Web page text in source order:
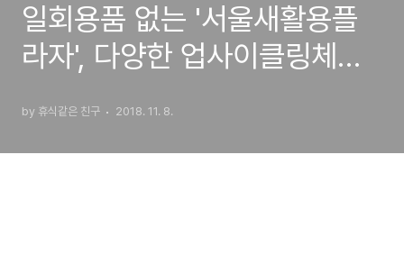
일회용품 없는 '서울새활용플
라자', 다양한 업사이클링체험
by 휴식같은 친구 2018. 11. 8.